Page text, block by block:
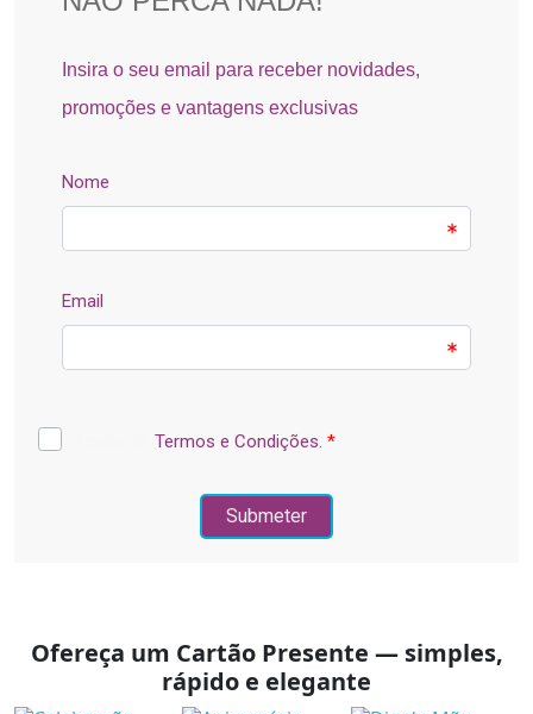
Ofereça um Cartão Presente — simples,
rápido e elegante